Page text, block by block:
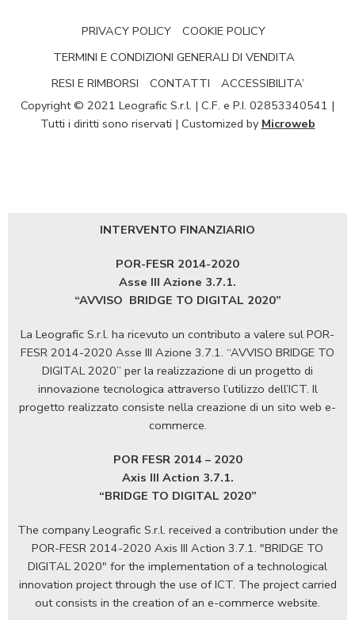
PRIVACY POLICY
COOKIE POLICY
TERMINI E CONDIZIONI GENERALI DI VENDITA
RESI E RIMBORSI
CONTATTI
ACCESSIBILITA’
Copyright © 2021 Leografic S.r.l. | C.F. e P.I. 02853340541 |
Tutti i diritti sono riservati | Customized by Microweb
INTERVENTO FINANZIARIO
POR-FESR 2014-2020
Asse III Azione 3.7.1.
“AVVISO BRIDGE TO DIGITAL 2020”
La Leografic S.r.l. ha ricevuto un contributo a valere sul POR-
FESR 2014-2020 Asse III Azione 3.7.1. “AVVISO BRIDGE TO
DIGITAL 2020” per la realizzazione di un progetto di
innovazione tecnologica attraverso l’utilizzo dell’ICT. Il
progetto realizzato consiste nella creazione di un sito web e-
commerce.
POR FESR 2014 – 2020
Axis III Action 3.7.1.
“BRIDGE TO DIGITAL 2020”
The company Leografic S.r.l. received a contribution under the
POR-FESR 2014-2020 Axis III Action 3.7.1. "BRIDGE TO
DIGITAL 2020" for the implementation of a technological
innovation project through the use of ICT. The project carried
out consists in the creation of an e-commerce website.